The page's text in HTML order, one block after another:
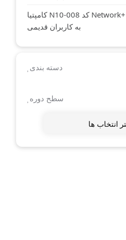
ارائه دوره جدید Network+ 2022 کد N10-008 کامپتیا
به کاربران قدیمی
دسته بندی
سطح دوره
انتخاب ها